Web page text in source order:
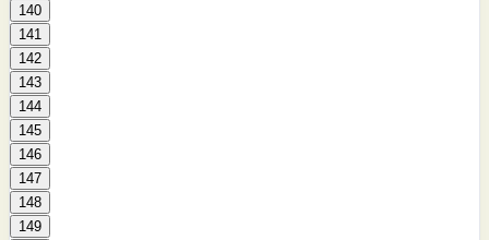
140
141
142
143
144
145
146
147
148
149